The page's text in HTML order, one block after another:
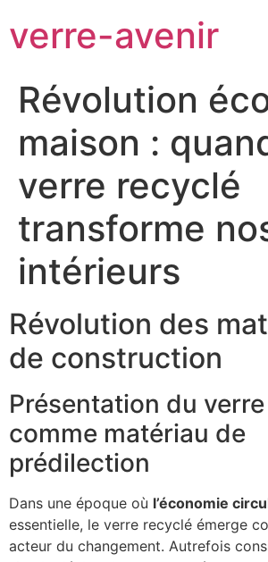
verre-avenir
Révolution
maison :
verre recyclé
transforme
intérieurs
Révolution des
de construction
Présentation du
comme matériau de
prédilection
Dans une époque où l’économie
essentielle, le verre recyclé émerge
acteur du changement. Autrefois